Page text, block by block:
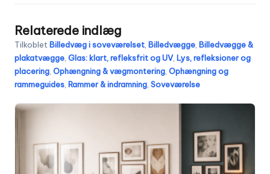
Relaterede indlæg
Tilkoblet Billedvæg i soveværelset Billedvægge Billedvægge &
plakatvægge Glas: klart, refleksfrit og UV, Lys, refleksioner og
placering Ophængning & vægmontering Ophængning og
rammeguides Rammer & indramning Soveværelse